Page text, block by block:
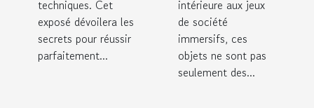
techniques. Cet
exposé dévoilera les
secrets pour réussir
parfaitement...
intérieure aux jeux
de société
immersifs, ces
objets ne sont pas
seulement des...